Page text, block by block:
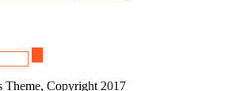
Theme, Copyright 2017